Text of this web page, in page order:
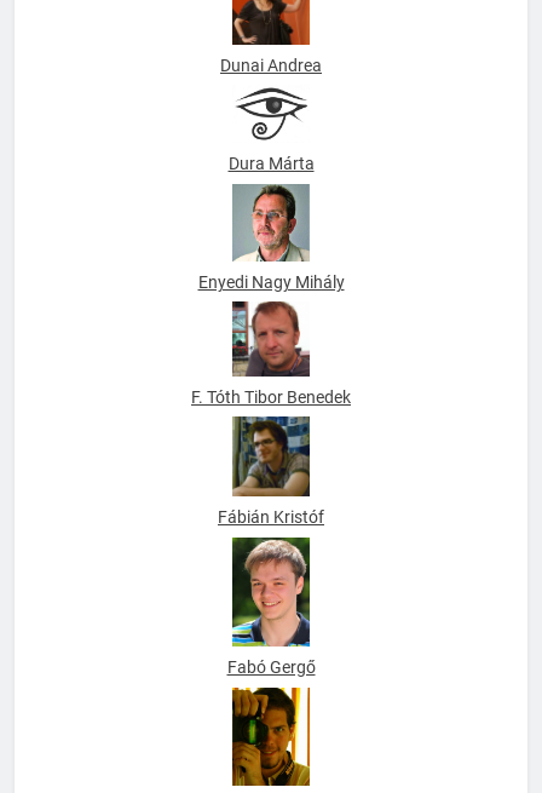
Dunai Andrea
Dura Márta
Enyedi Nagy Mihály
F. Tóth Tibor Benedek
Fábián Kristóf
Fabó Gergő